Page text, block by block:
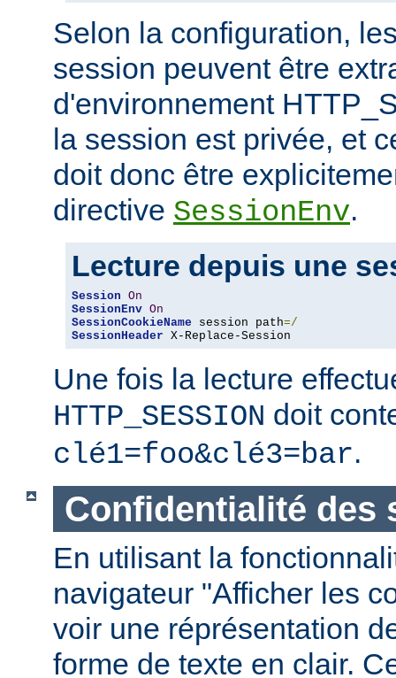
Selon la configuration,
session peuvent être
d'environnement
la session est privée, et
doit donc être
directive SessionEnv.
Lecture depuis une
Session On
SessionEnv On
SessionCookieName session path=/
SessionHeader X-Replace-Session
Une fois la lecture
HTTP_SESSION doit
clé1=foo&clé3=bar.
Confidentialité des
En utilisant la
navigateur "Afficher les
voir une réprésentation
forme de texte en clair.